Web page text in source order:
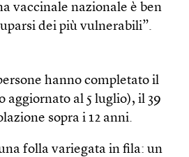
vaccinale nazionale è ben
dei più vulnerabili”.
hanno completato il
aggiornato al 5 luglio), il 39
sopra i 12 anni.
folla variegata in fila: un